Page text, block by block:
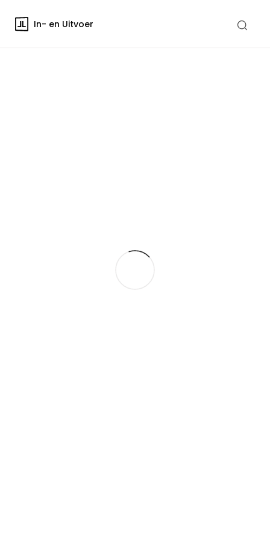
In- en Uitvoer